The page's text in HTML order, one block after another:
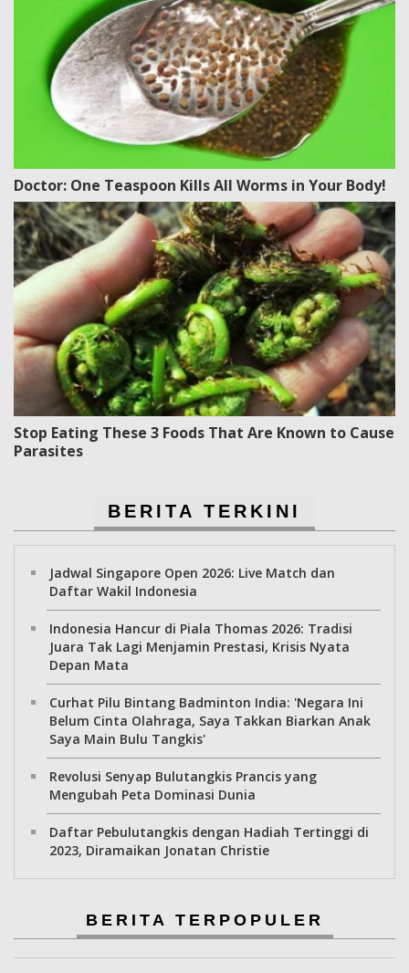
Doctor: One Teaspoon Kills All Worms in Your Body!
Stop Eating These 3 Foods That Are Known to Cause
Parasites
BERITA TERKINI
Jadwal Singapore Open 2026: Live Match dan
Daftar Wakil Indonesia
Indonesia Hancur di Piala Thomas 2026: Tradisi
Juara Tak Lagi Menjamin Prestasi, Krisis Nyata
Depan Mata
Curhat Pilu Bintang Badminton India: 'Negara Ini
Belum Cinta Olahraga, Saya Takkan Biarkan Anak
Saya Main Bulu Tangkis'
Revolusi Senyap Bulutangkis Prancis yang
Mengubah Peta Dominasi Dunia
Daftar Pebulutangkis dengan Hadiah Tertinggi di
2023, Diramaikan Jonatan Christie
BERITA TERPOPULER